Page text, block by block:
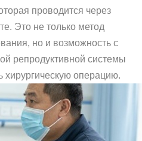
проводится через
Это не только метод
но и возможность с
репродуктивной системы
хирургическую операцию.